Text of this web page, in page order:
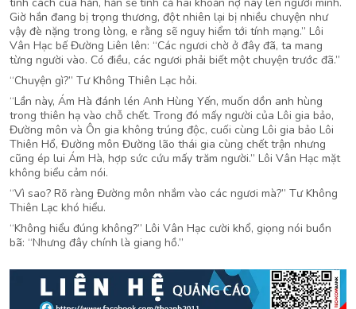
Giờ hắn đang bị trọng thương, đột nhiên lại bị nhiều chuyện như
vậy đè nặng trong lòng, e rằng sẽ nguy hiểm tới tính mạng.” Lôi
Vân Hạc bế Đường Liên lên: “Các ngươi chờ ở đây đã, ta mang
từng người vào. Có điều, các ngươi phải biết một chuyện trước đã.”
“Chuyện gì?” Tư Không Thiên Lạc hỏi.
“Lần này, Ám Hà đánh lén Anh Hùng Yến, muốn dồn anh hùng
trong thiên hạ vào chỗ chết. Trong đó mấy người của Lôi gia bảo,
Đường môn và Ôn gia không trúng độc, cuối cùng Lôi gia bảo Lôi
Thiên Hổ, Đường môn Đường lão thái gia cùng chết trận nhưng
cũng ép lui Ám Hà, hợp sức cứu mấy trăm người.” Lôi Vân Hạc mặt
không biểu cảm nói.
“Vì sao? Rõ ràng Đường môn nhắm vào các ngươi mà?” Tư Không
Thiên Lạc khó hiểu.
“Không hiểu đúng không?” Lôi Vân Hạc cười khổ, giọng nói buồn
bã: “Nhưng đây chính là giang hồ.”